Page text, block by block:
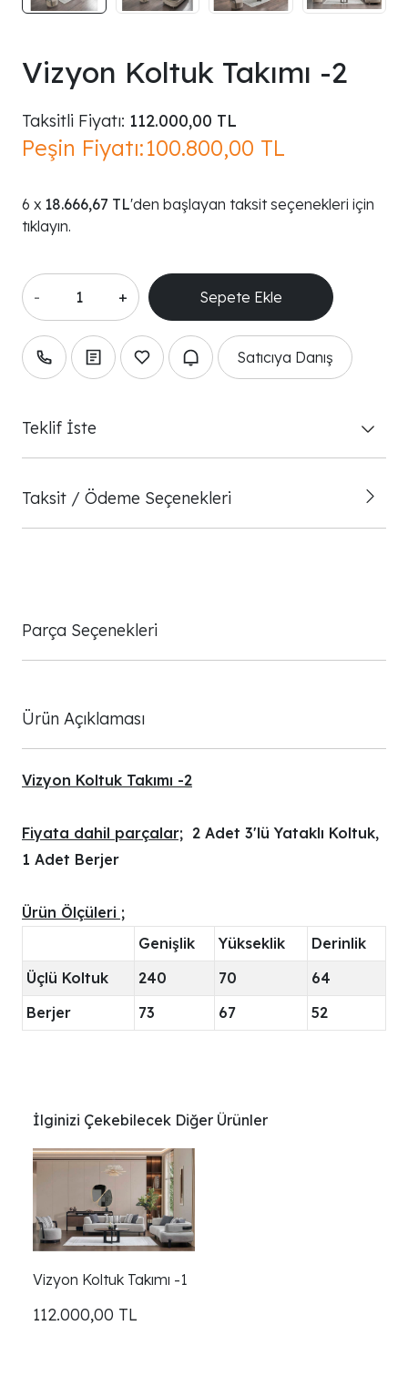
Vizyon Koltuk Takımı -2
Taksitli Fiyatı: 112.000,00 TL
Peşin Fiyatı:100.800,00 TL
18.666,67 TL'den başlayan taksit seçenekleri için
tıklayın.
- +
Satıcıya Danış
Teklif İste
Taksit / Ödeme Seçenekleri
Parça Seçenekleri
Ürün Açıklaması
Vizyon Koltuk Takımı -2
Fiyata dahil parçalar; 2 Adet 3'lü Yataklı Koltuk,
1 Adet Berjer
Ürün Ölçüleri ;
Genişlik
Yükseklik
Derinlik
Üçlü Koltuk
240 70
64
Berjer
73 67 52
İlginizi Çekebilecek Diğer Ürünler
Vizyon Koltuk Takımı -1
112.000,00 TL